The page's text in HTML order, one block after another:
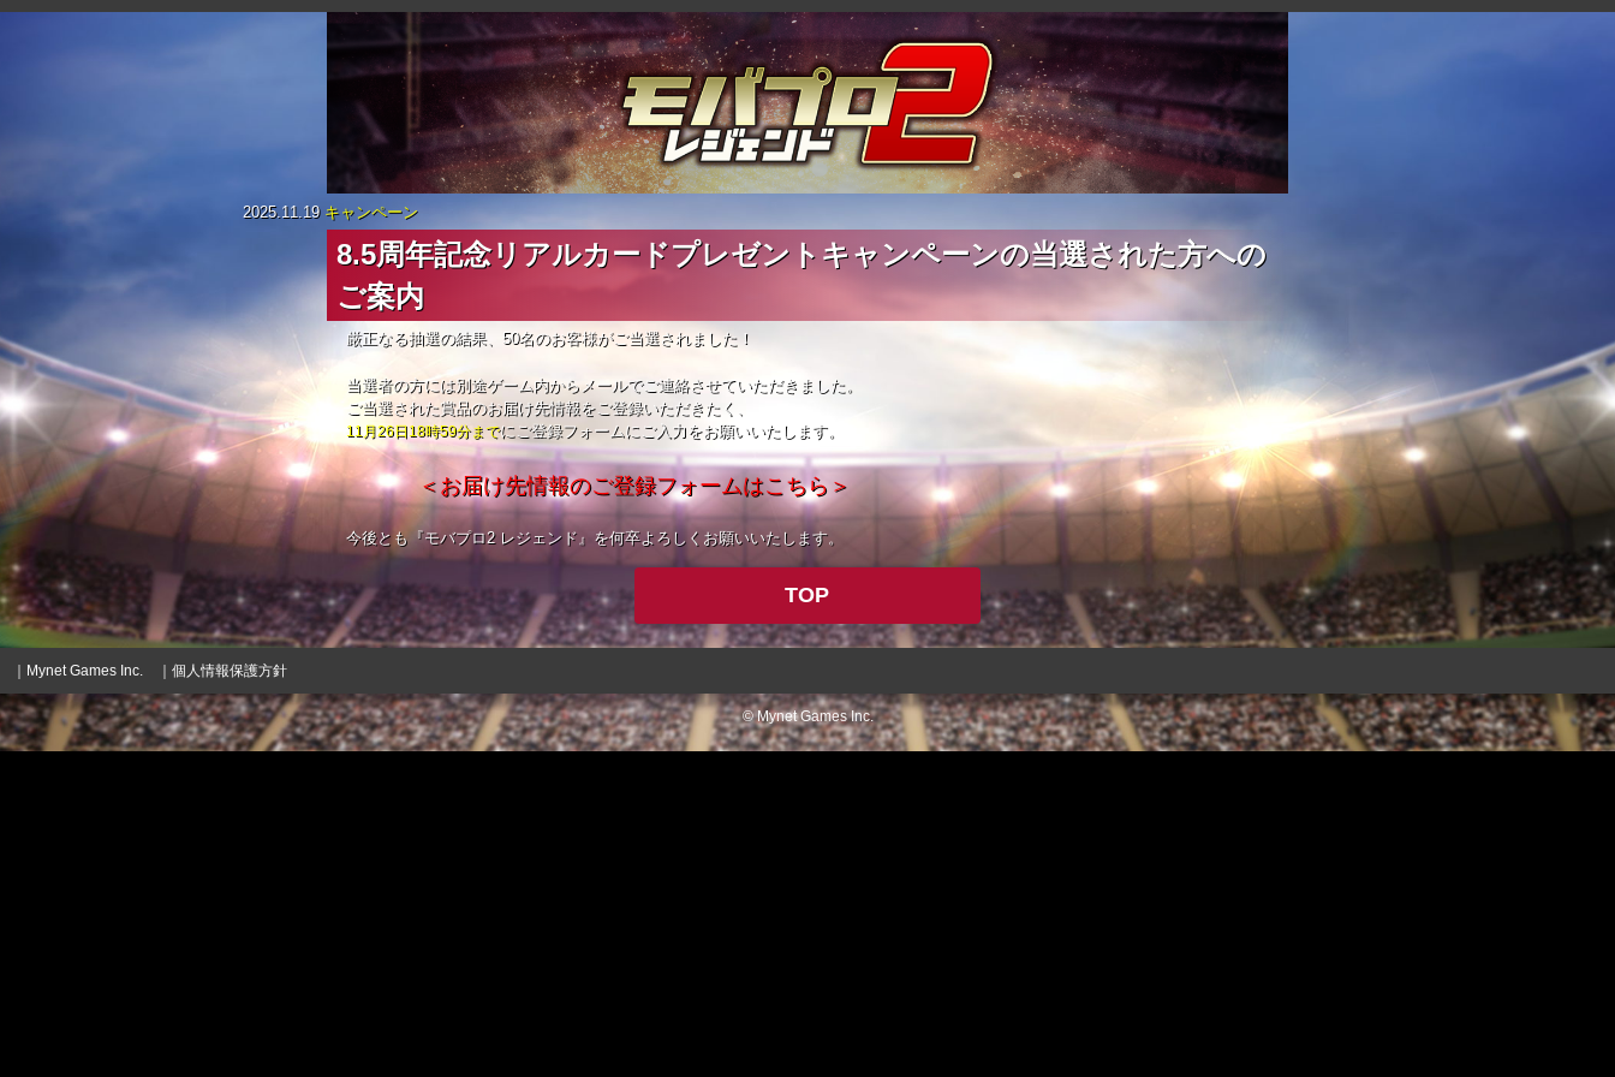
2025.11.19 キャンペーン
8.5周年記念リアルカードプレゼントキャンペーンの当選された方への
ご案内
厳正なる抽選の結果、50名のお客様がご当選されました！
当選者の方には別途ゲーム内からメールでご連絡させていただきました。
ご当選された賞品のお届け先情報をご登録いただきたく、
11月26日18時59分までにご登録フォームにご入力をお願いいたします。
＜お届け先情報のご登録フォームはこちら＞
今後とも『モバプロ2 レジェンド』を何卒よろしくお願いいたします。
TOP
｜Mynet Games Inc. ｜個人情報保護方針
© Mynet Games Inc.